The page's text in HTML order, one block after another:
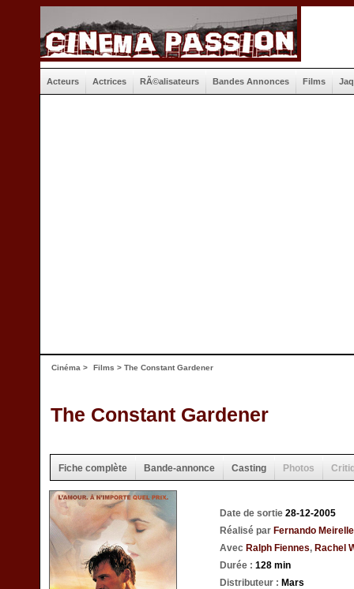
Acteurs Actrices RÃ©alisateurs Bandes Annonces Films
Cinéma > Films > The Constant Gardener
The Constant Gardener
Fiche complète Bande-annonce Casting Photos
Date de sortie 28-12-2005
Réalisé par Fernando
Avec Ralph Fiennes, Rachel
Durée : 128 min
Distributeur : Mars